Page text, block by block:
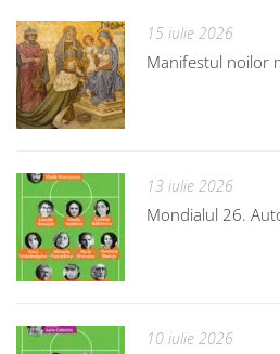
15 iulie 2026
Manifestul noilor
13 iulie 2026
Mondialul 26.
10 iulie 2026